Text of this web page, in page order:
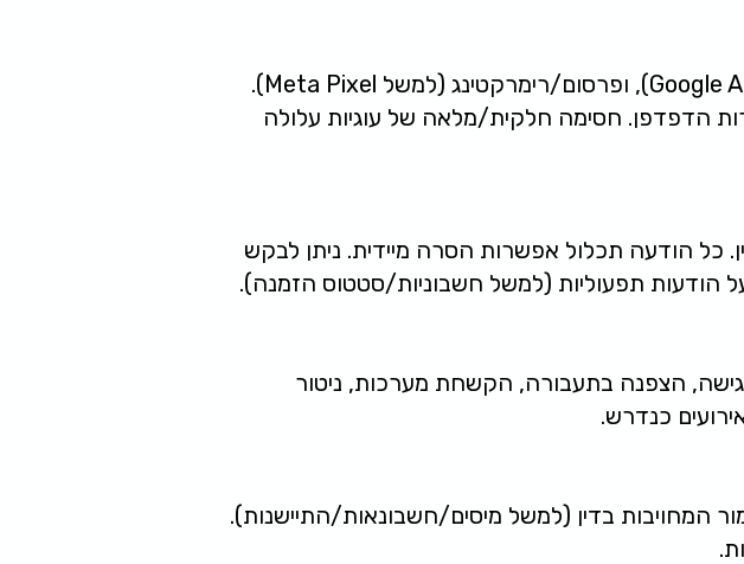
הדפדפן. חסימה חלקית/מלאה של עוגיות עלולה
כל הודעה תכלול אפשרות הסרה מיידית. ניתן לבקש
הודעות תפעוליות (למשל חשבוניות/סטטוס הזמנה).
גישה, הצפנה בתעבורה, הקשחת מערכות, ניטור
כנדרש.
המחויבות בדין (למשל מיסים/חשבונאות/התיישנות).